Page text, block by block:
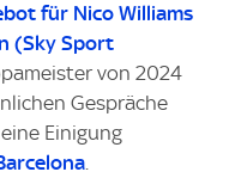
für Nico Williams
(Sky Sport
von 2024
Gespräche
Einigung
.